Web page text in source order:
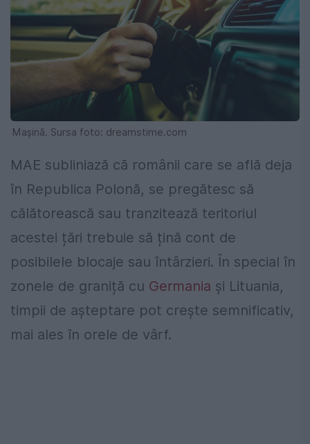
Mașină. Sursa foto: dreamstime.com
MAE subliniază că românii care se află deja
în Republica Polonă, se pregătesc să
călătorească sau tranzitează teritoriul
acestei țări trebuie să țină cont de
posibilele blocaje sau întârzieri. În special în
zonele de graniță cu Germania și Lituania,
timpii de așteptare pot crește semnificativ,
mai ales în orele de vârf.